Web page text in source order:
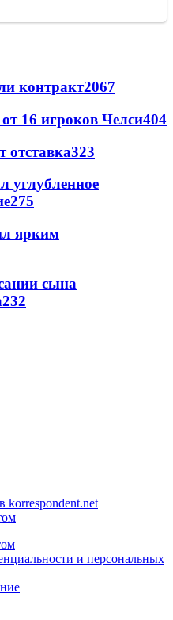
контракт2067
16 игроков Челси404
323
углубленное
275
ярким
сына
232
korrespondent.net
и персональных